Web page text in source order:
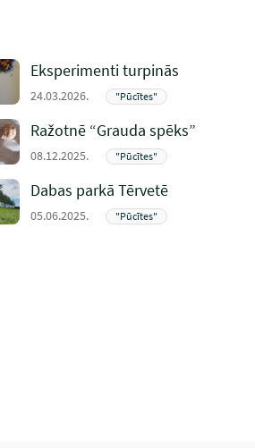
Eksperimenti turpinās
24.03.2026. "Pūcītes"
Ražotnē “Grauda spēks”
08.12.2025. "Pūcītes"
Dabas parkā Tērvetē
05.06.2025. "Pūcītes"